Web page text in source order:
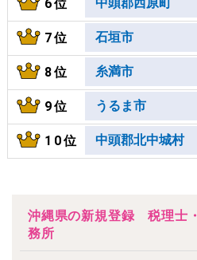
6位
7位 石垣市
8位 糸満市
9位 うるま市
10位 中頭郡北中城村
沖縄県の新規登録 税理士
務所